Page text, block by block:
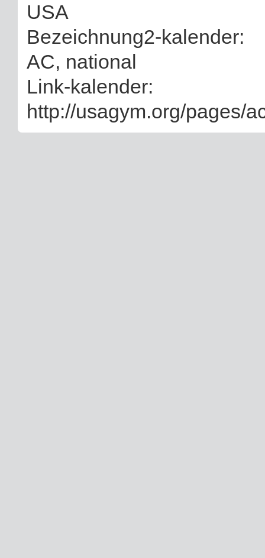
USA
Bezeichnung2-kalender:
AC, national
Link-kalender:
http://usagym.org/pages/